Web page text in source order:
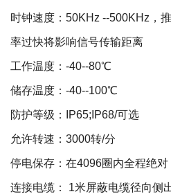
时钟速度：50KHz --500KHz，
率过快将影响信号传输距离
工作温度：-40--80℃
储存温度：-40--100℃
防护等级：IP65;IP68/可选
允许转速：3000转/分
停电保存：在4096圈内全程绝
连接电缆： 1米屏蔽电缆径向侧